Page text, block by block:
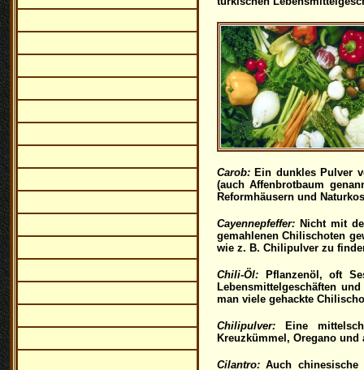
Carob: Ein dunkles Pulver
(auch Affenbrotbaum
Reformhäusern und
Cayennepfeffer: Nicht mit
gemahlenen Chilischoten
wie z. B. Chilipulver zu
Chili-Öl: Pflanzenöl, oft
Lebensmittelgeschäften
man viele gehackte
Chilipulver: Eine
Kreuzkümmel, Oregano
Cilantro: Auch